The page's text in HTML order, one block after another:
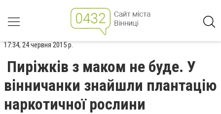
17:34, 24 червня 2015 р.
Пиріжків з маком не буде. У
вінничанки знайшли плантацію
наркотичної рослини